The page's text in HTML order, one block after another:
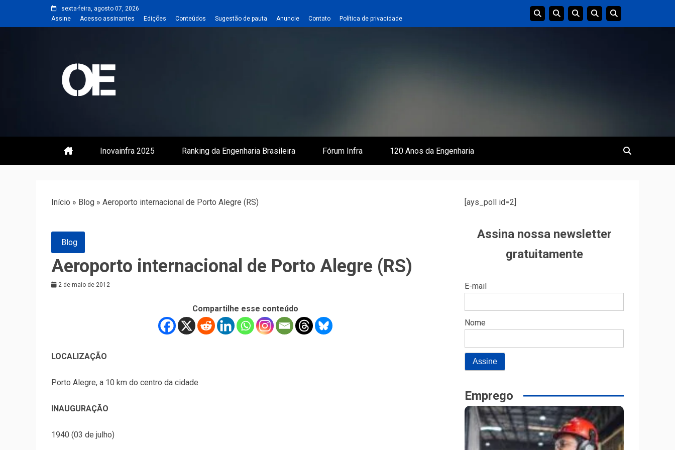
sexta-feira, agosto 07, 2026
Assine
Acesso assinantes Edições Conteúdos Sugestão de pauta Anuncie Contato Política de privacidade
Revista | O Empreiteiro
Inovainfra 2025 Ranking da Engenharia Brasileira Fórum Infra 120 Anos da Engenharia
Início » Blog » Aeroporto internacional de Porto Alegre (RS)
Blog
Aeroporto internacional de Porto Alegre (RS)
2 de maio de 2012
Compartilhe esse conteúdo
LOCALIZAÇÃO
Porto Alegre, a 10 km do centro da cidade
INAUGURAÇÃO
1940 (03 de julho)
[ays_poll id=2]
Assina nossa newsletter
gratuitamente
E-mail
Nome
Emprego